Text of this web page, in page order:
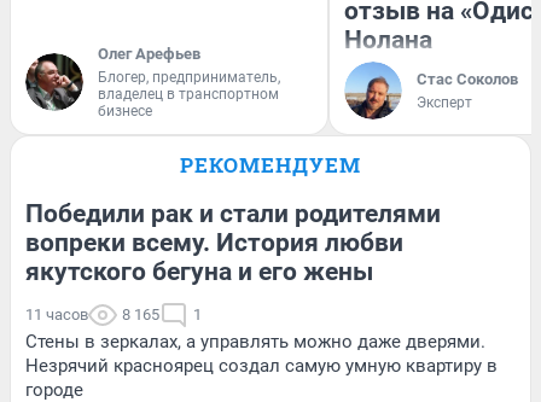
Олег Арефьев
Блогер, предприниматель,
владелец в транспортном
бизнесе
отзыв на
Нолана
Стас Соколов
Эксперт
РЕКОМЕНДУЕМ
Победили рак и стали родителями
вопреки всему. История любви
якутского бегуна и его жены
11 часов 8 165 1
Стены в зеркалах, а управлять можно даже дверями.
Незрячий красноярец создал самую умную квартиру в
городе